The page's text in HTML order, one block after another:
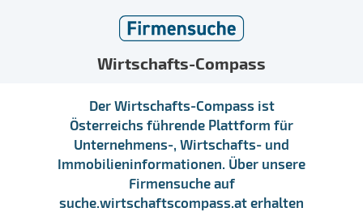
Wirtschafts-Compass
Der Wirtschafts-Compass ist
Österreichs führende Plattform für
Unternehmens-, Wirtschafts- und
Immobilieninformationen. Über unsere
Firmensuche auf
suche.wirtschaftscompass.at erhalten